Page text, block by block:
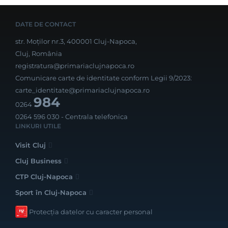
DATE DE CONTACT
str. Moților nr.3, 400001 Cluj-Napoca,
Cluj, România
registratura@primariaclujnapoca.ro
Comunicare carte de identitate conform Legii 9/2023:
carte_identitate@primariaclujnapoca.ro
0264984
0264 596 030 - Centrala telefonica
LINKURI UTILE
Visit Cluj
Cluj Business
CTP Cluj-Napoca
Sport în Cluj-Napoca
Protecția datelor cu caracter personal